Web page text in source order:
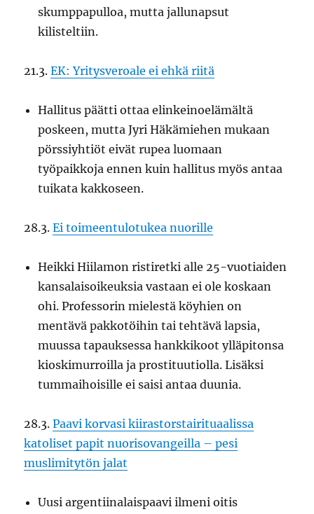
skumppapulloa, mutta jallunapsut
kilisteltiin.
21.3.EK: Yritysveroale ei ehkä riitä
Hallitus päätti ottaa elinkeinoelämältä
poskeen, mutta Jyri Häkämiehen mukaan
pörssiyhtiöt eivät rupea luomaan
työpaikkoja ennen kuin hallitus myös antaa
tuikata kakkoseen.
28.3.Ei toimeentulotukea nuorille
Heikki Hiilamon ristiretki alle 25-vuotiaiden
kansalaisoikeuksia vastaan ei ole koskaan
ohi. Professorin mielestä köyhien on
mentävä pakkotöihin tai tehtävä lapsia,
muussa tapauksessa hankkikoot ylläpitonsa
kioskimurroilla ja prostituutiolla. Lisäksi
tummaihoisille ei saisi antaa duunia.
28.3.Paavi korvasi kiirastorstairituaalissa
katoliset papit nuorisovangeilla – pesi
muslimitytön jalat
Uusi argentiinalaispaavi ilmeni oitis